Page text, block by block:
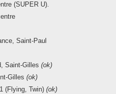
(SUPER U).
Saint-Paul
Saint-Gilles (ok)
Gilles (ok)
(Flying, Twin) (ok)